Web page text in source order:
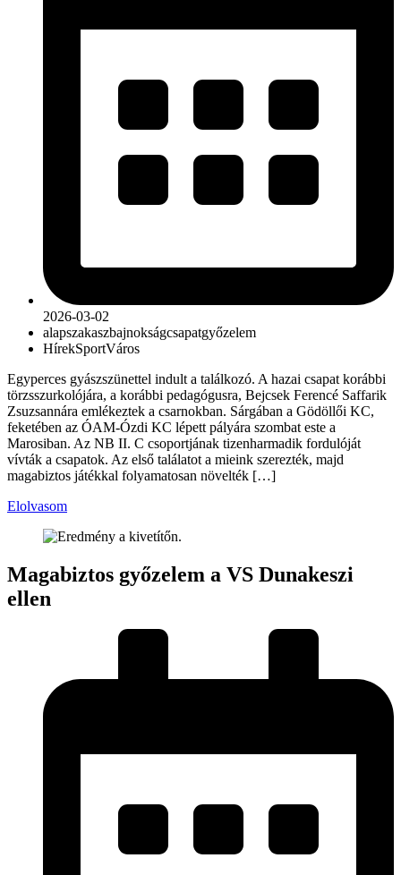
2026-03-02
alapszakaszbajnokságcsapatgyőzelem
HírekSportVáros
Egyperces gyászszünettel indult a találkozó. A hazai csapat korábbi
törzsszurkolójára, a korábbi pedagógusra, Bejcsek Ferencé Saffarik
Zsuzsannára emlékeztek a csarnokban. Sárgában a Gödöllői KC,
feketében az ÓAM-Ózdi KC lépett pályára szombat este a
Marosiban. Az NB II. C csoportjának tizenharmadik fordulóját
vívták a csapatok. Az első találatot a mieink szerezték, majd
magabiztos játékkal folyamatosan növelték […]
Elolvasom
Magabiztos győzelem a VS Dunakeszi
ellen